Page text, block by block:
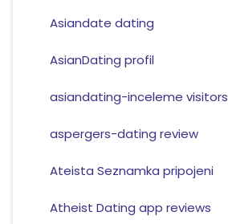
Asiandate dating
AsianDating profil
asiandating-inceleme visitors
aspergers-dating review
Ateista Seznamka pripojeni
Atheist Dating app reviews